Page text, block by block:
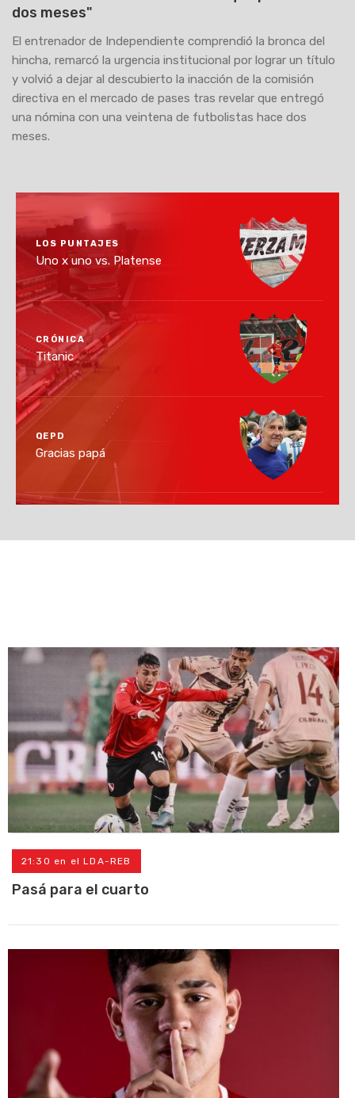
dos meses"
El entrenador de Independiente comprendió la bronca del
hincha, remarcó la urgencia institucional por lograr un título
y volvió a dejar al descubierto la inacción de la comisión
directiva en el mercado de pases tras revelar que entregó
una nómina con una veintena de futbolistas hace dos
meses.
LOS PUNTAJES
Uno x uno vs. Platense
CRÓNICA
Titanic
QEPD
Gracias papá
21:30 en el LDA-REB
Pasá para el cuarto